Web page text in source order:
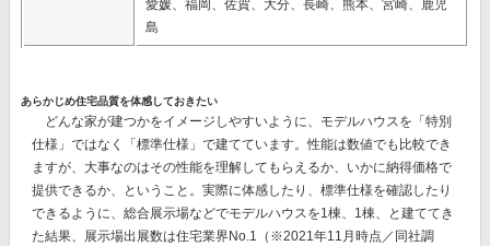
愛媛、福岡、佐賀、大分、長崎、熊本、宮崎、鹿児
島
あらかじめ住宅品質を体感しておきたい
どんな家が建つかをイメージしやすいように、モデルハウスを「特別
仕様」ではなく「標準仕様」で建てています。性能は数値でも比較でき
ますが、大事なのはその性能を理解してもらえるか、いかに納得価格で
提供できるか、ということ。実際に体感したり、標準仕様を確認したり
できるように、総合展示場などでモデルハウスを1棟、1棟、と建ててき
た結果、 展示場出展数は住宅業界No.1 （※2021年11月時点／同社調